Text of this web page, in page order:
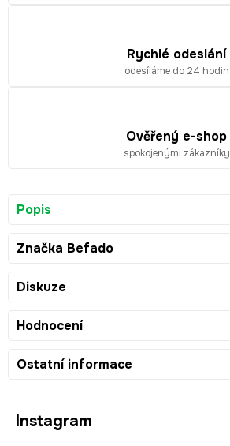
Rychlé odeslání
odesíláme do 24 hodin
Ověřený e-shop
spokojenými zákazníky
Popis
Značka Befado
Diskuze
Hodnocení
Ostatní informace
Instagram